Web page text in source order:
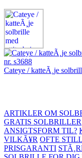
Cateye / katteÃ¸je
ARTIKLER OM
GRATIS SOLBRILLER
ANSIGTSFORM TIL?
VILKÃ¥R OFTE
PRISGARANTI